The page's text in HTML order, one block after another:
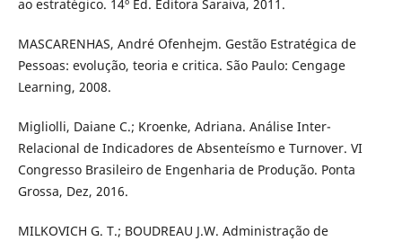
ao estratégico. 14º Ed. Editora Saraiva, 2011.
MASCARENHAS, André Ofenhejm. Gestão Estratégica de
Pessoas: evolução, teoria e critica. São Paulo: Cengage
Learning, 2008.
Migliolli, Daiane C.; Kroenke, Adriana. Análise Inter-
Relacional de Indicadores de Absenteísmo e Turnover. VI
Congresso Brasileiro de Engenharia de Produção. Ponta
Grossa, Dez, 2016.
MILKOVICH G. T.; BOUDREAU J.W. Administração de